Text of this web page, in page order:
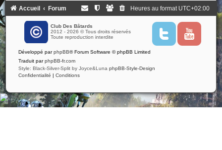
Accueil Forum Heures au format UTC+02:00
Club Des Bâtards
2012 - 2026 © Tous droits réservés
Toute reproduction interdite
T
i
Y
u
Développé parphpBB® Forum Software © phpBB Limited
Traduit parphpBB-fr.com
Style: Black-Silver-Split by Joyce&Luna phpBB-Style-Design
Confidentialité | Conditions